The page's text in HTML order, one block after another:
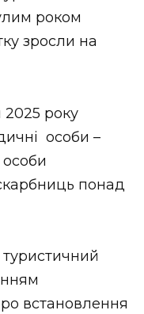
роком
зросли на
року
особи –
понад
встановлення